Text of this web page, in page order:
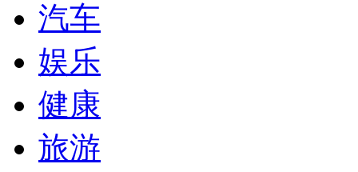
汽车
娱乐
健康
旅游